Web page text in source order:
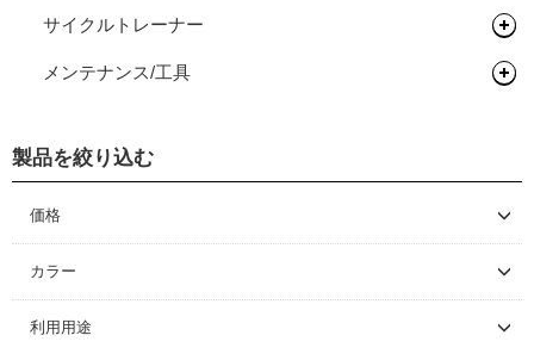
サイクルトレーナー
サイクルトレーナー
メンテナンス/工具
製品を絞り込む
価格
～ \5,000
\5,001 ～ 10,000
\10,001 ～ 20,000
カラー
利用用途